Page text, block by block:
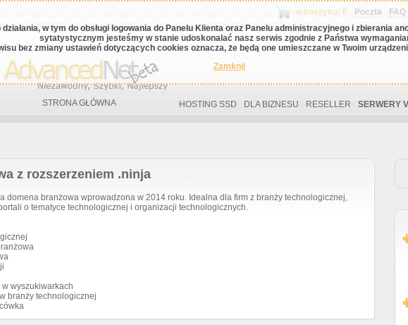
w tym do obsługi logowania do Panelu Klienta oraz Panelu administracyjnego i zbierania
sytatystycznym jesteśmy w stanie udoskonalać nasz serwis zgodnie z Państwa
bez zmiany ustawień dotyczących cookies oznacza, że będą one umieszczane w Twoim
Zamknij
w koszyku: 0 Poczta FAQ
STRONA GŁÓWNA HOSTING SSD DLA BIZNESU RESELLER SERWERY
z rozszerzeniem .ninja
domena branżowa wprowadzona w 2014 roku. Idealna dla firm z branży technologicznej,
o tematyce technologicznej i organizacji technologicznych.
w wyszukiwarkach
branży technologicznej